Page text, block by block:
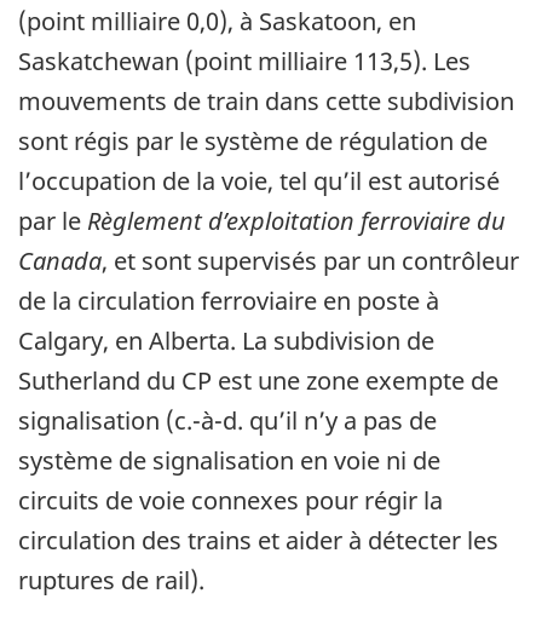
(point milliaire 0,0), à Saskatoon, en
Saskatchewan (point milliaire 113,5). Les
mouvements de train dans cette subdivision
sont régis par le système de régulation de
l’occupation de la voie, tel qu’il est autorisé
par le Règlement d’exploitation ferroviaire du
Canada, et sont supervisés par un contrôleur
de la circulation ferroviaire en poste à
Calgary, en Alberta. La subdivision de
Sutherland du CP est une zone exempte de
signalisation (c.-à-d. qu’il n’y a pas de
système de signalisation en voie ni de
circuits de voie connexes pour régir la
circulation des trains et aider à détecter les
ruptures de rail).